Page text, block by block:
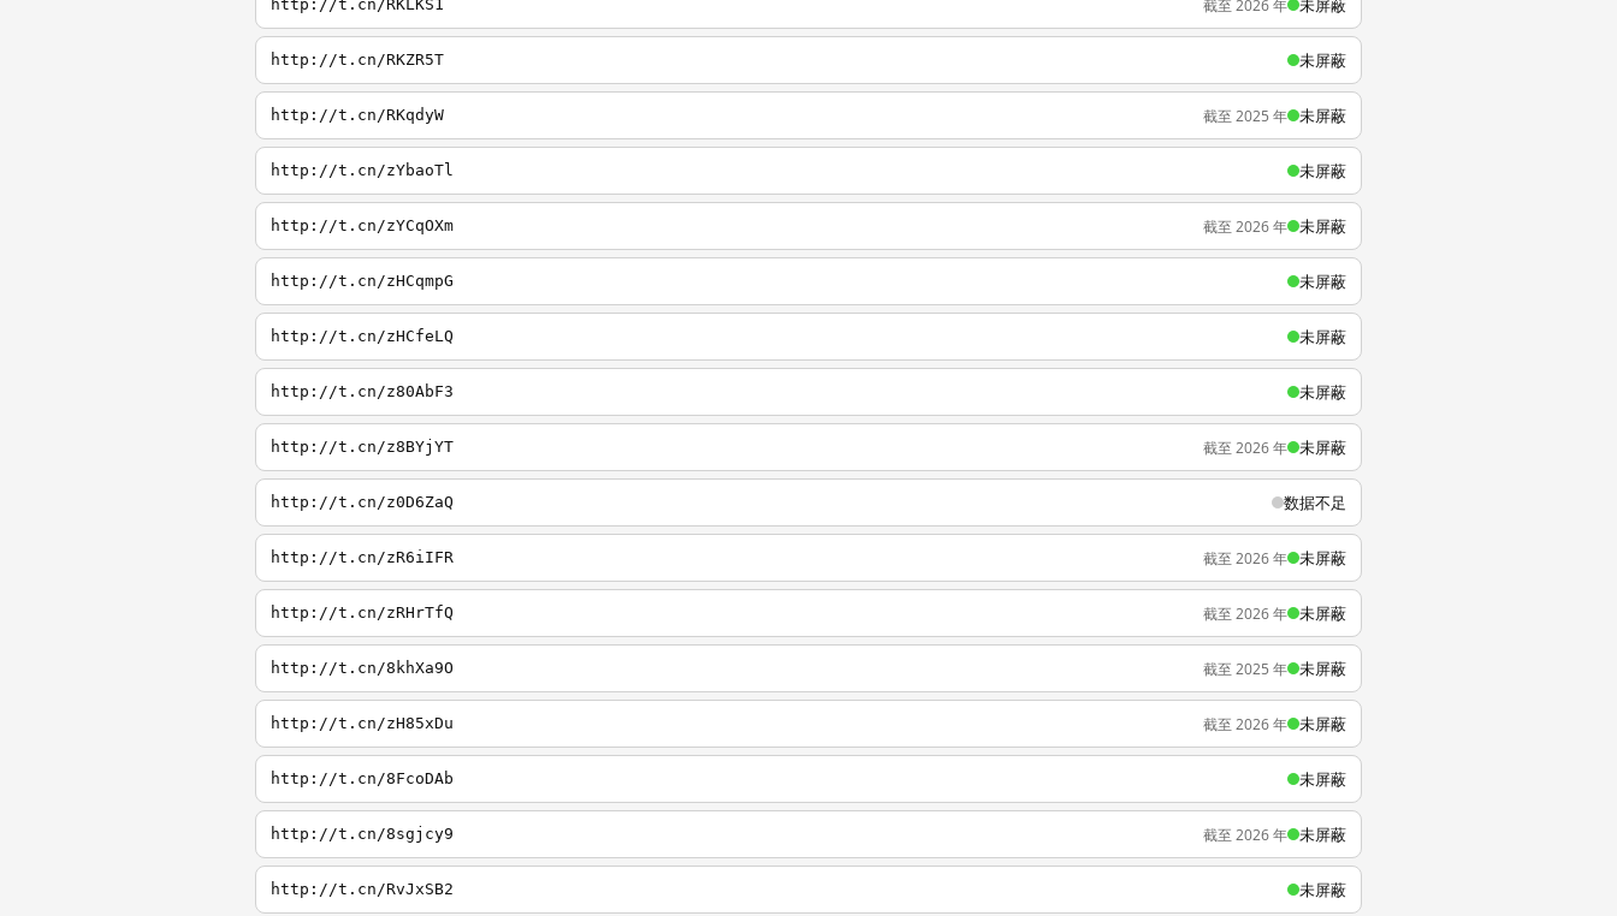
http://t.cn/RKLKS1 截至 2026 年 未屏蔽
http://t.cn/RKZR5T 未屏蔽
http://t.cn/RKqdyW 截至 2025 年 未屏蔽
http://t.cn/zYbaoTl 未屏蔽
http://t.cn/zYCqOXm 截至 2026 年 未屏蔽
http://t.cn/zHCqmpG 未屏蔽
http://t.cn/zHCfeLQ 未屏蔽
http://t.cn/z80AbF3 未屏蔽
http://t.cn/z8BYjYT 截至 2026 年 未屏蔽
http://t.cn/z0D6ZaQ 数据不足
http://t.cn/zR6iIFR 截至 2026 年 未屏蔽
http://t.cn/zRHrTfQ 截至 2026 年 未屏蔽
http://t.cn/8khXa9O 截至 2025 年 未屏蔽
http://t.cn/zH85xDu 截至 2026 年 未屏蔽
http://t.cn/8FcoDAb 未屏蔽
http://t.cn/8sgjcy9 截至 2026 年 未屏蔽
http://t.cn/RvJxSB2 未屏蔽